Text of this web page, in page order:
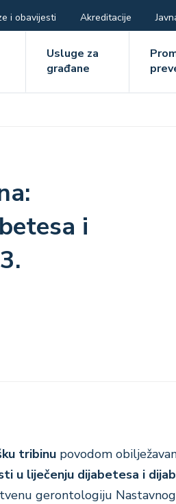
i obavijesti Akreditacije
Usluge za
građane
i
tribinu povodom
u liječenju dijabetesa i
gerontologiju